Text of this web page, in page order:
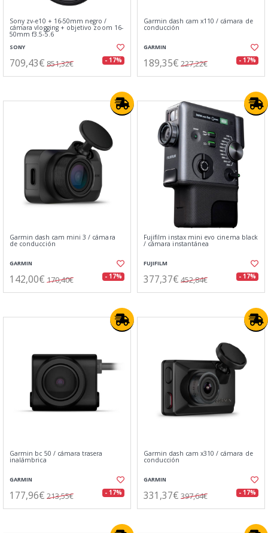
Sony zv-e10 + 16-50mm negro /
cámara vlogging + objetivo zoom 16-
50mm f3.5-5.6
SONY
709,43€ 851,32€ - 17%
Garmin dash cam x110 / cámara de
conducción
GARMIN
189,35€ 227,22€ - 17%
Garmin dash cam mini 3 / cámara
de conducción
GARMIN
142,00€ 170,40€ - 17%
Fujifilm instax mini evo cinema black
/ cámara instantánea
FUJIFILM
377,37€ 452,84€ - 17%
Garmin bc 50 / cámara trasera
inalámbrica
GARMIN
177,96€ 213,55€ - 17%
Garmin dash cam x310 / cámara de
conducción
GARMIN
331,37€ 397,64€ - 17%